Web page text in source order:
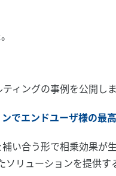
ィングの事例を公開しま
でエンドユーザ様の最
合う形で相乗効果が生
ューションを提供する